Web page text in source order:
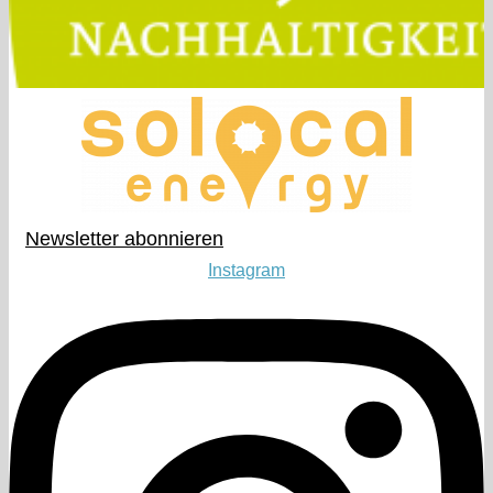
Newsletter abonnieren​
Instagram